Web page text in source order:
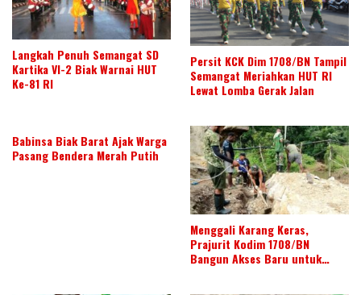
Langkah Penuh Semangat SD
Kartika VI-2 Biak Warnai HUT
Ke-81 RI
Persit KCK Dim 1708/BN Tampil
Semangat Meriahkan HUT RI
Lewat Lomba Gerak Jalan
Babinsa Biak Barat Ajak Warga
Pasang Bendera Merah Putih
Menggali Karang Keras,
Prajurit Kodim 1708/BN
Bangun Akses Baru untuk